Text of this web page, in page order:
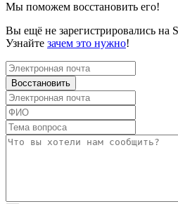
Мы поможем восстановить его!
Вы ещё не зарегистрировались на
Узнайте зачем это нужно!